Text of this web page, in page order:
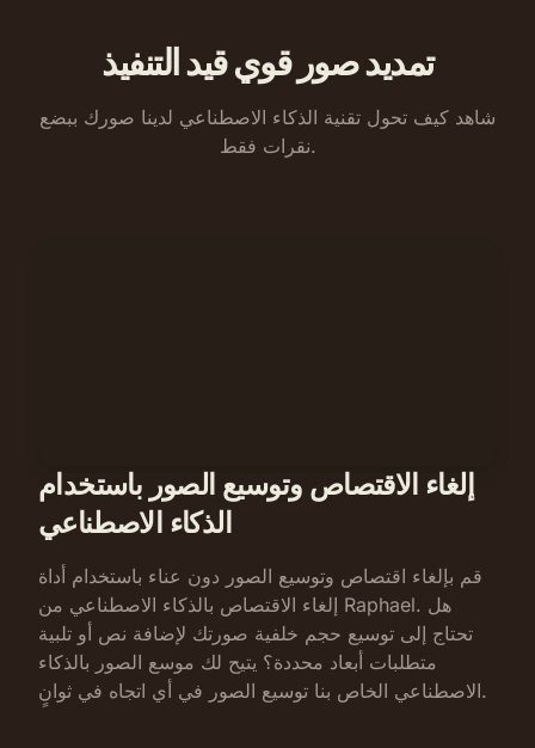
تمديد صور قوي قيد التنفيذ
شاهد كيف تحول تقنية الذكاء الاصطناعي لدينا صورك ببضع
نقرات فقط.
إلغاء الاقتصاص وتوسيع الصور باستخدام
الذكاء الاصطناعي
قم بإلغاء اقتصاص وتوسيع الصور دون عناء باستخدام أداة
إلغاء الاقتصاص بالذكاء الاصطناعي من Raphael. هل
تحتاج إلى توسيع حجم خلفية صورتك لإضافة نص أو تلبية
متطلبات أبعاد محددة؟ يتيح لك موسع الصور بالذكاء
الاصطناعي الخاص بنا توسيع الصور في أي اتجاه في ثوانٍ.